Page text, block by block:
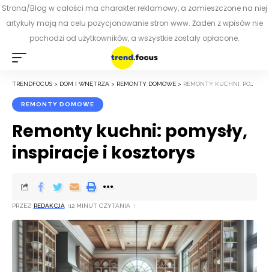
Strona/Blog w całości ma charakter reklamowy, a zamieszczone na niej
artykuły mają na celu pozycjonowanie stron www. Żaden z wpisów nie
pochodzi od użytkowników, a wszystkie zostały opłacone.
TRENDFOCUS > DOM I WNĘTRZA > REMONTY DOMOWE > REMONTY KUCHNI: POMYSŁY, INSPIRACJE I KOSZTORYS
REMONTY DOMOWE
Remonty kuchni: pomysły,
inspiracje i kosztorys
PRZEZ REDAKCJA 12 MINUT CZYTANIA